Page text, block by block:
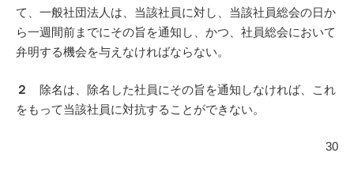
て、一般社団法人は、当該社員に対し、当該社員総会の日か
ら一週間前までにその旨を通知し、かつ、社員総会において
弁明する機会を与えなければならない。
２
除名は、除名した社員にその旨を通知しなければ、これ
をもって当該社員に対抗することができない。
30